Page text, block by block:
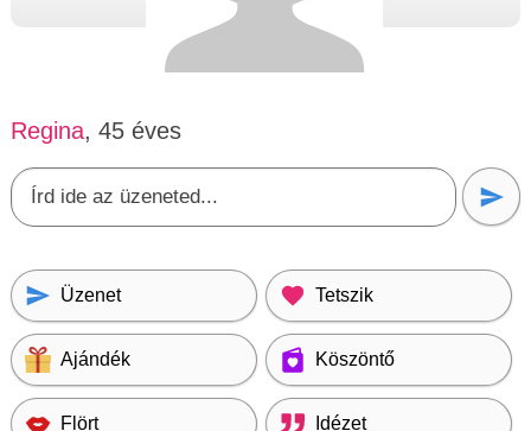
Regina, 45 éves
Üzenet Tetszik
Ajándék Köszöntő
Flört Idézet